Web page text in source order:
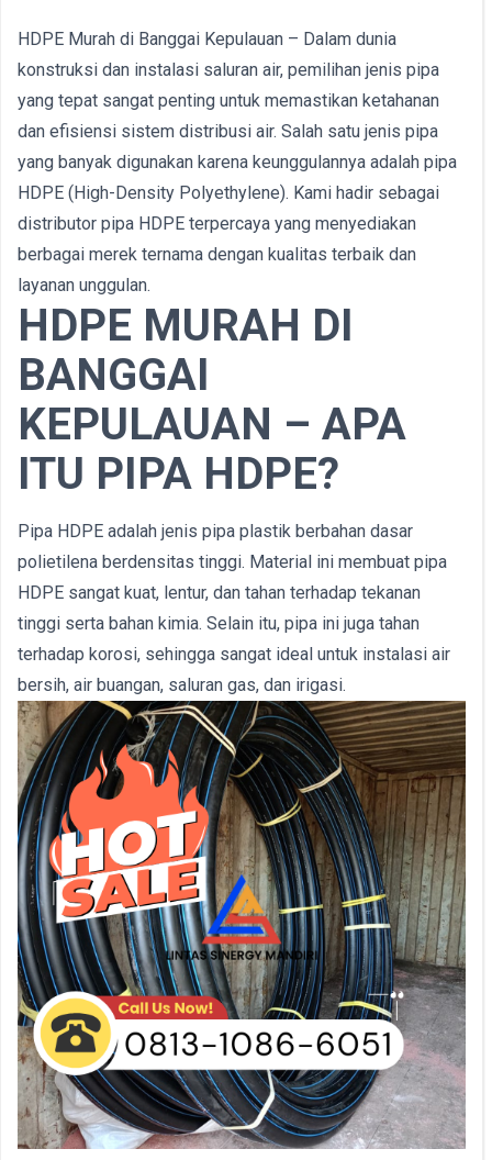
HDPE Murah di Banggai Kepulauan – Dalam dunia
konstruksi dan instalasi saluran air, pemilihan jenis pipa
yang tepat sangat penting untuk memastikan ketahanan
dan efisiensi sistem distribusi air. Salah satu jenis pipa
yang banyak digunakan karena keunggulannya adalah pipa
HDPE (High-Density Polyethylene). Kami hadir sebagai
distributor pipa HDPE terpercaya yang menyediakan
berbagai merek ternama dengan kualitas terbaik dan
layanan unggulan.
HDPE MURAH DI
BANGGAI
KEPULAUAN – APA
ITU PIPA HDPE?
Pipa HDPE adalah jenis pipa plastik berbahan dasar
polietilena berdensitas tinggi. Material ini membuat pipa
HDPE sangat kuat, lentur, dan tahan terhadap tekanan
tinggi serta bahan kimia. Selain itu, pipa ini juga tahan
terhadap korosi, sehingga sangat ideal untuk instalasi air
bersih, air buangan, saluran gas, dan irigasi.